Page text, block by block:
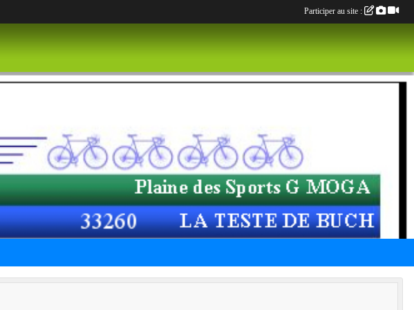
Participer au site :